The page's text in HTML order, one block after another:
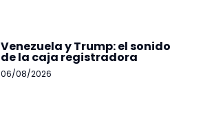
Venezuela y Trump: el sonido
de la caja registradora
06/08/2026